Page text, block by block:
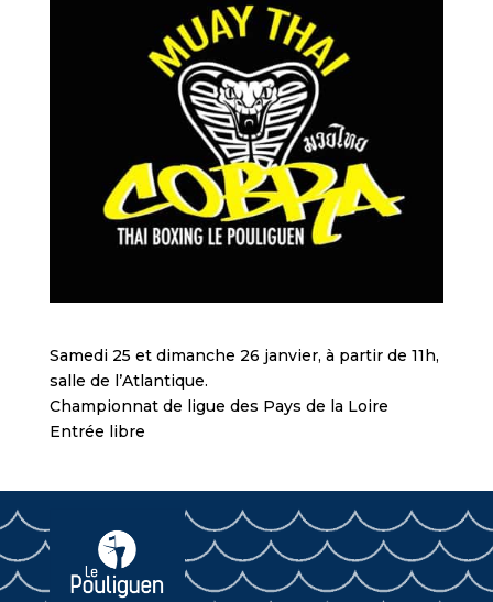
Samedi 25 et dimanche 26 janvier, à partir de 11h,
salle de l’Atlantique.
Championnat de ligue des Pays de la Loire
Entrée libre